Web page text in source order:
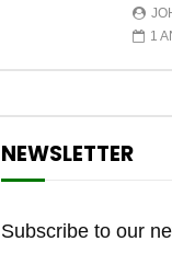
1
NEWSLETTER
Subscribe to our